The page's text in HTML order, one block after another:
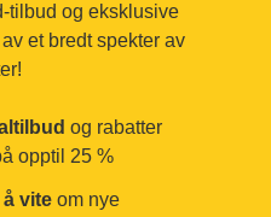
tilbud og eksklusive
et bredt spekter av
og rabatter
opptil 25 %
vite om nye